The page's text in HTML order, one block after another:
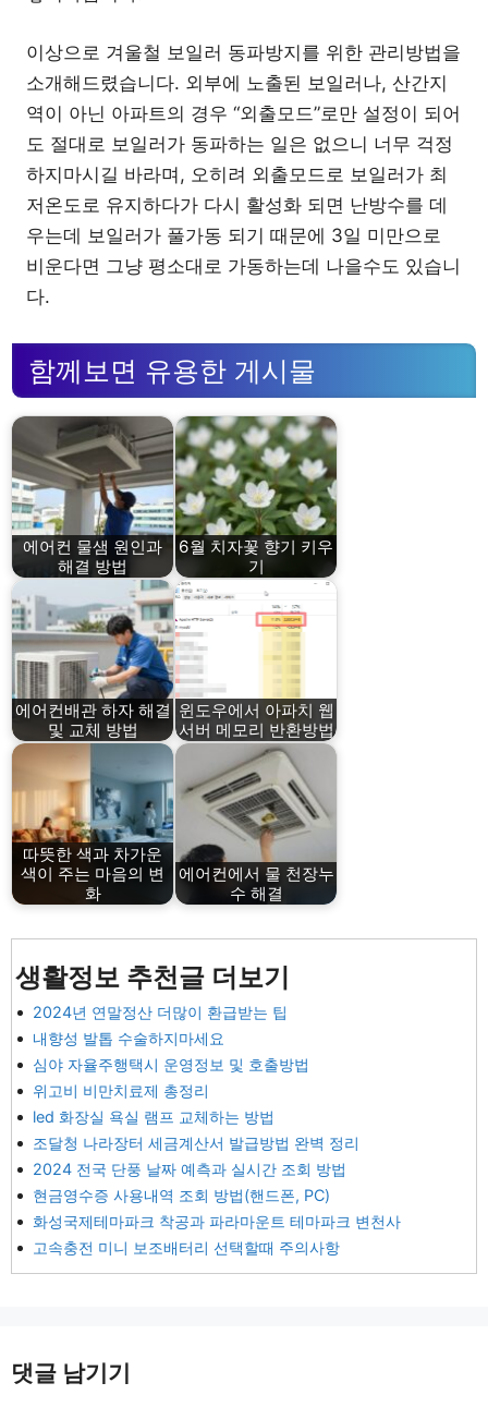
이상으로 겨울철 보일러 동파방지를 위한 관리방법을
소개해드렸습니다. 외부에 노출된 보일러나, 산간지
역이 아닌 아파트의 경우 “외출모드”로만 설정이 되어
도 절대로 보일러가 동파하는 일은 없으니 너무 걱정
하지마시길 바라며, 오히려 외출모드로 보일러가 최
저온도로 유지하다가 다시 활성화 되면 난방수를 데
우는데 보일러가 풀가동 되기 때문에 3일 미만으로
비운다면 그냥 평소대로 가동하는데 나을수도 있습니
다.
함께보면 유용한 게시물
에어컨 물샘 원인과
해결 방법
6월 치자꽃 향기 키우
기
에어컨배관 하자 해결
및 교체 방법
윈도우에서 아파치 웹
서버 메모리 반환방법
따뜻한 색과 차가운
색이 주는 마음의 변
화
에어컨에서 물 천장누
수 해결
생활정보 추천글 더보기
2024년 연말정산 더많이 환급받는 팁
내향성 발톱 수술하지마세요
심야 자율주행택시 운영정보 및 호출방법
위고비 비만치료제 총정리
led 화장실 욕실 램프 교체하는 방법
조달청 나라장터 세금계산서 발급방법 완벽 정리
2024 전국 단풍 날짜 예측과 실시간 조회 방법
현금영수증 사용내역 조회 방법(핸드폰, PC)
화성국제테마파크 착공과 파라마운트 테마파크 변천사
고속충전 미니 보조배터리 선택할때 주의사항
댓글 남기기